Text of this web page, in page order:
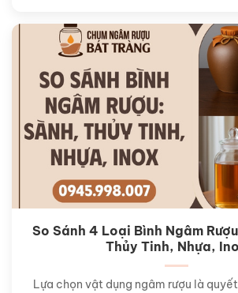
So Sánh 4 Loại Bình Ngâm
Thủy Tinh, Nhựa,
Lựa chọn vật dụng ngâm rượu là